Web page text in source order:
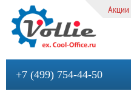
Акции
+7 (499) 754-44-50